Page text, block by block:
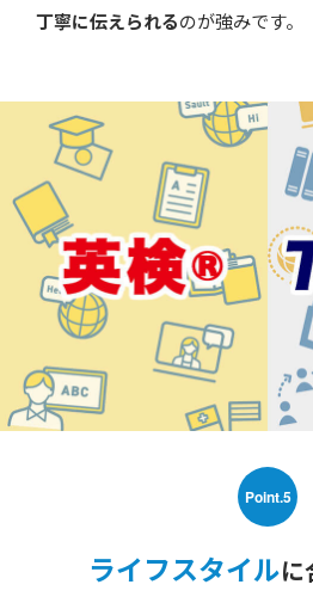
丁寧に伝えられるのが強みです。
Point.5
ライフスタイルに